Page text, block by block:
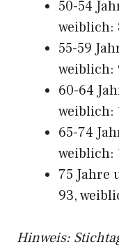
50-54
weiblich:
55-59
weiblich:
60-64
weiblich:
65-74
weiblich:
75 Jahre
93,
Hinweis: